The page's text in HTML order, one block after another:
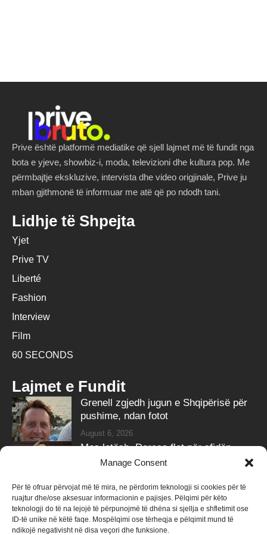
Manage Consent
Për të ofruar përvojat më të mira, ne përdorim teknologji si cookies për të
ruajtur dhe/ose aksesuar informacionin e pajisjes. Pëlqimi për këto
teknologji do të na lejojë të përpunojmë të dhëna si sjellja e shfletimit ose
ID-të unike në këtë faqe. Mospëlqimi ose tërheqja e pëlqimit mund të
ndikojë negativisht në disa veçori dhe funksione.
Prive është platformë mediatike që sjell lajmet më të fundit nga
bota e yjeve, showbiz-i, moda, televizioni dhe kultura pop. Me
përmbajtje ekskluzive, intervista dhe video origjinale, Prive ju
mban gjithmonë të informuar me atë që po ndodh tani.
Lidhje të Shpejta
Yjet
Prive TV
Liberté
Fashion
Interview
Film
60 SECONDS
Lajmet e Fundit
Grenell zgjedh jugun e Shqipërisë për
pushime, ndan fotot
August 6, 2026
Mes lotësh, Doresa flet për sfidën
shëndetësore të burrit
Follow Us
258kFollowers 415k Followers